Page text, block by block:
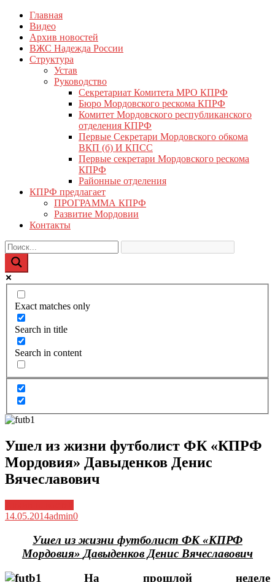
Перейти
содержимому
КПРФ Мордовия
Мордовское Региональное отделение КПРФ
Главная
Видео
Архив новостей
ВЖС Надежда России
Структура
Устав
Руководство
Секретариат Комитета МРО КПРФ
Бюро Мордовского рескома КПРФ
Комитет Мордовского республиканского
отделения КПРФ
Первые Секретари Мордовского обкома
ВКП (б) И КПСС
Первые секретари Мордовского рескома
КПРФ
Районные отделения
КПРФ предлагает
ПРОГРАММА КПРФ
Развитие Мордовии
Контакты
Exact matches only
Search in title
Search in content
Ушел из жизни футболист ФК «КПРФ
Мордовия» Давыденков Денис
Вячеславович
14.05.2014admin0
Ушел из жизни футболист ФК «КПРФ
Мордовия» Давыденков Денис Вячеславович
На прошлой неделе